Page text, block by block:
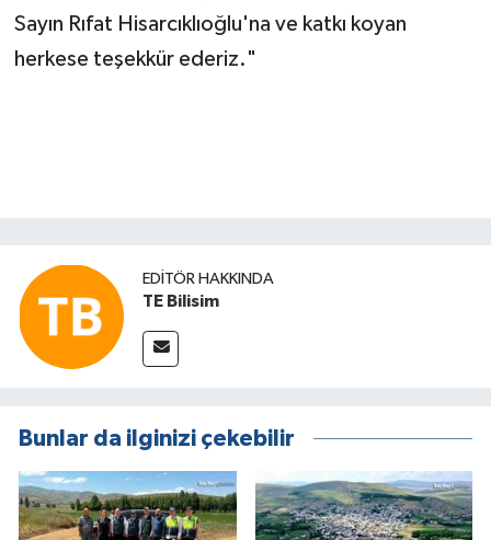
Sayın Rıfat Hisarcıklıoğlu'na ve katkı koyan
herkese teşekkür ederiz."
EDITÖR HAKKINDA
TE Bilisim
Bunlar da ilginizi çekebilir